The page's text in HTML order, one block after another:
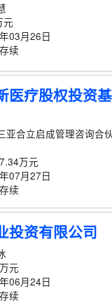
元
03月26日
续
医疗股权投资
亚合立启成管理咨询合
万元
07月27日
续
投资有限公司
元
06月24日
续